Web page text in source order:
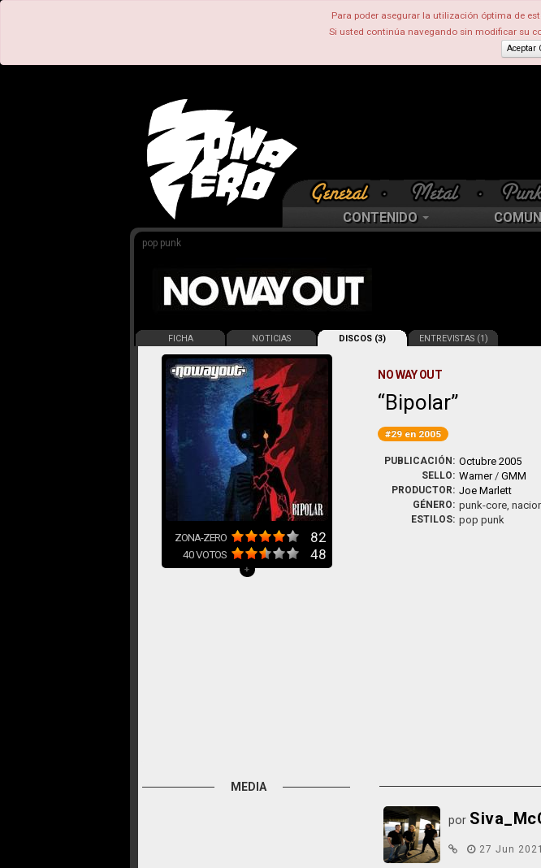
Para poder asegurar la utilización óptima de
Si usted continúa navegando sin modificar su
Aceptar
CONTENIDO
pop punk
FICHA NOTICIAS DISCOS (3) ENTREVISTAS (1)
ZONA-ZERO 82
40VOTOS 48
+
NO WAY OUT
Bipolar
#29 en 2005
PUBLICACIÓN: Octubre 2005
SELLO: Warner/GMM
PRODUCTOR: Joe Marlett
GÉNERO: punk-core,
ESTILOS: pop punk
MEDIA
por
27 Jun 2021